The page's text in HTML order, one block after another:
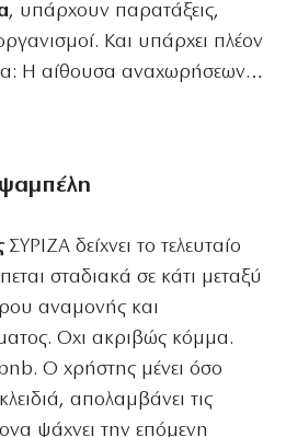
, υπάρχουν παρατάξεις,
Και υπάρχει πλέον
Η αίθουσα αναχωρήσεων…
ΣΥΡΙΖΑ δείχνει το τελευταίο
σταδιακά σε κάτι μεταξύ
αναμονής και
Οχι ακριβώς κόμμα.
Ο χρήστης μένει όσο
απολαμβάνει τις
ψάχνει την επόμενη